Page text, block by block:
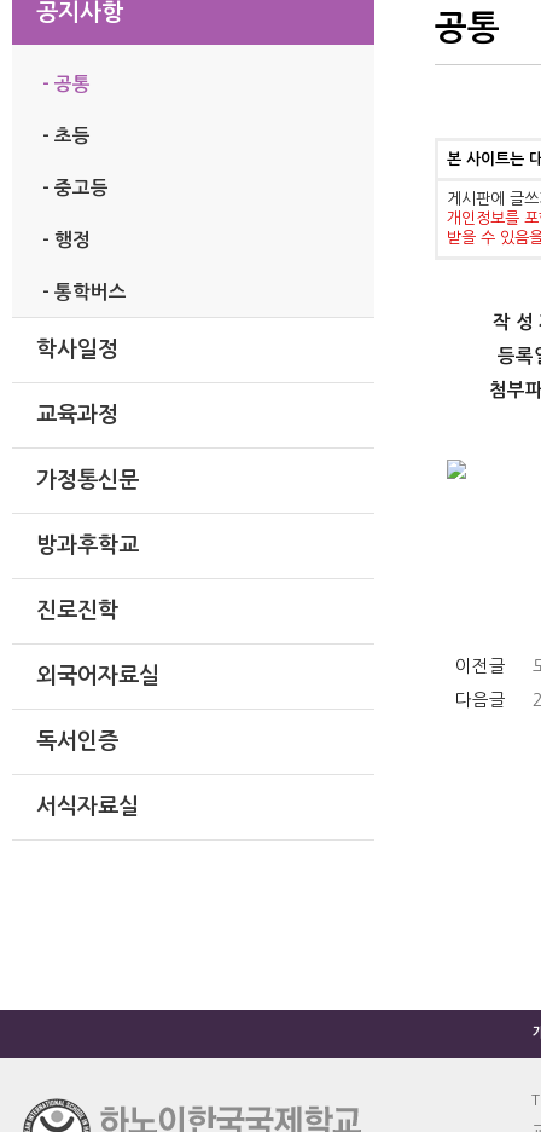
공지사항
- 공통
- 초등
- 중고등
- 행정
- 통학버스
학사일정
교육과정
가정통신문
방과후학교
진로진학
외국어자료실
독서인증
서식자료실
공통
본 사이트는
게시판에 글
개인정보를
받을 수 있음
작 성
등록
첨부
이전글
다음글